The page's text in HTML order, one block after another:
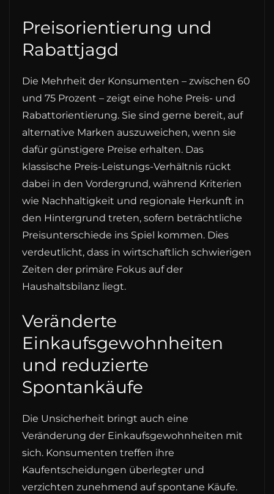
Preisorientierung und
Rabattjagd
Die Mehrheit der Konsumenten – zwischen 60
und 75 Prozent – zeigt eine hohe Preis- und
Rabattorientierung. Sie sind gerne bereit, auf
alternative Marken auszuweichen, wenn sie
dafür günstigere Preise erhalten. Das
klassische Preis-Leistungs-Verhältnis rückt
dabei in den Vordergrund, während Kriterien
wie Nachhaltigkeit und regionale Herkunft in
den Hintergrund treten, sofern beträchtliche
Preisunterschiede ins Spiel kommen. Dies
verdeutlicht, dass in wirtschaftlich schwierigen
Zeiten der primäre Fokus auf der
Haushaltsbilanz liegt.
Veränderte
Einkaufsgewohnheiten
und reduzierte
Spontankäufe
Die Unsicherheit bringt auch eine
Veränderung der Einkaufsgewohnheiten mit
sich. Konsumenten treffen ihre
Kaufentscheidungen überlegter und
verzichten zunehmend auf spontane Käufe.